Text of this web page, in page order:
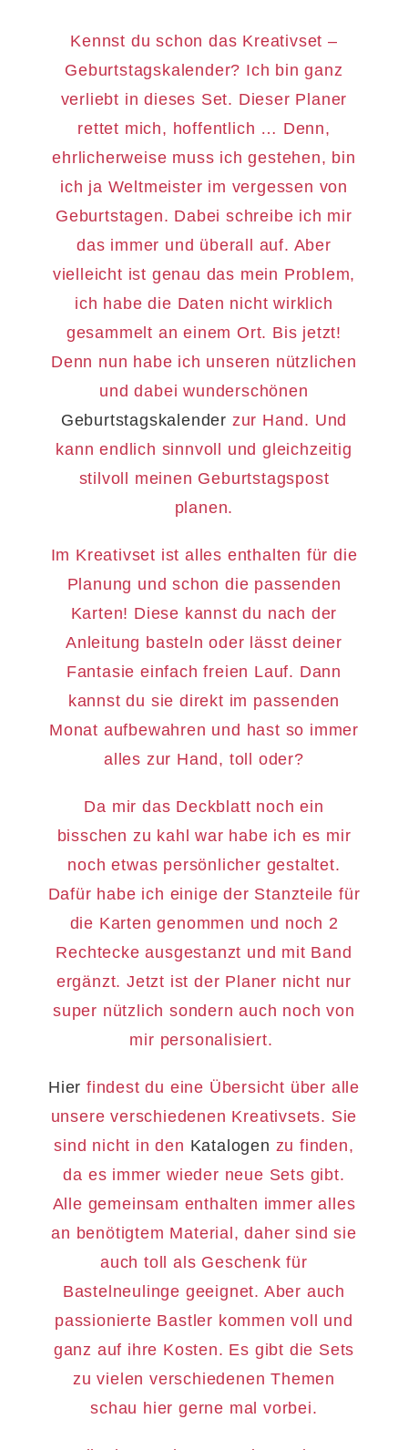
Kennst du schon das Kreativset –
Geburtstagskalender? Ich bin ganz
verliebt in dieses Set. Dieser Planer
rettet mich, hoffentlich … Denn,
ehrlicherweise muss ich gestehen, bin
ich ja Weltmeister im vergessen von
Geburtstagen. Dabei schreibe ich mir
das immer und überall auf. Aber
vielleicht ist genau das mein Problem,
ich habe die Daten nicht wirklich
gesammelt an einem Ort. Bis jetzt!
Denn nun habe ich unseren nützlichen
und dabei wunderschönen
Geburtstagskalender zur Hand. Und
kann endlich sinnvoll und gleichzeitig
stilvoll meinen Geburtstagspost
planen.
Im Kreativset ist alles enthalten für die
Planung und schon die passenden
Karten! Diese kannst du nach der
Anleitung basteln oder lässt deiner
Fantasie einfach freien Lauf. Dann
kannst du sie direkt im passenden
Monat aufbewahren und hast so immer
alles zur Hand, toll oder?
Da mir das Deckblatt noch ein
bisschen zu kahl war habe ich es mir
noch etwas persönlicher gestaltet.
Dafür habe ich einige der Stanzteile für
die Karten genommen und noch 2
Rechtecke ausgestanzt und mit Band
ergänzt. Jetzt ist der Planer nicht nur
super nützlich sondern auch noch von
mir personalisiert.
Hier findest du eine Übersicht über alle
unsere verschiedenen Kreativsets. Sie
sind nicht in den Katalogen zu finden,
da es immer wieder neue Sets gibt.
Alle gemeinsam enthalten immer alles
an benötigtem Material, daher sind sie
auch toll als Geschenk für
Bastelneulinge geeignet. Aber auch
passionierte Bastler kommen voll und
ganz auf ihre Kosten. Es gibt die Sets
zu vielen verschiedenen Themen
schau hier gerne mal vorbei.